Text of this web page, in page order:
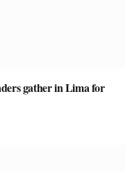
gather in Lima for